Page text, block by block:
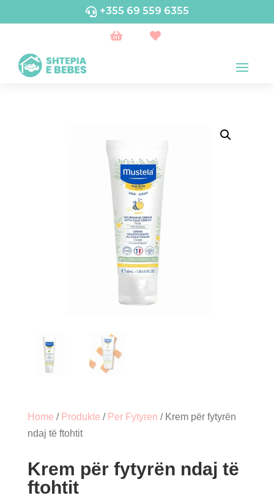
 +355 69 559 6355
 
Home / Produkte / Per Fytyren / Krem për fytyrën
ndaj të ftohtit
Krem për fytyrën ndaj të
ftohtit